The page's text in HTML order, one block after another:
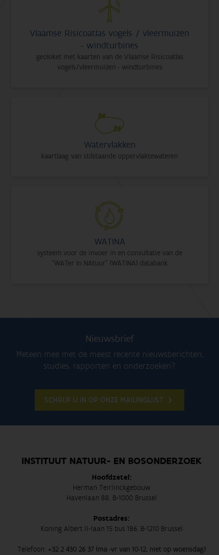
Vlaamse Risicoatlas vogels / vleermuizen
- windturbines
geoloket met kaarten van de Vlaamse Risicoatlas
vogels/vleermuizen - windturbines
Watervlakken
kaartlaag van stilstaande oppervlaktewateren
WATINA
systeem voor de invoer in en consultatie van de
“WATer In NAtuur” (WATINA) databank
Nieuwsbrief
Meteen mee met de meest recente nieuwsberichten,
studies, rapporten en onderzoeken?
SCHRIJF U IN OP ONZE MAILINGLIJST
INSTITUUT NATUUR- EN BOSONDERZOEK
Hoofdzetel:
Herman Teirlinckgebouw
Havenlaan 88, B-1000 Brussel
Postadres:
Koning Albert II-laan 15 bus 186, B-1210 Brussel
Telefoon: +32 2 430 26 37 (ma -vr van 10-12, niet op woensdag)